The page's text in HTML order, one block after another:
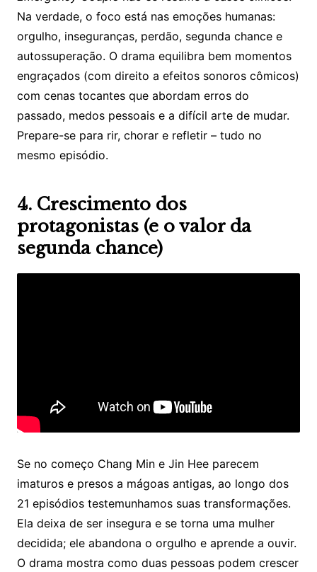
Na verdade, o foco está nas emoções humanas:
orgulho, inseguranças, perdão, segunda chance e
autossuperação. O drama equilibra bem momentos
engraçados (com direito a efeitos sonoros cômicos)
com cenas tocantes que abordam erros do
passado, medos pessoais e a difícil arte de mudar.
Prepare-se para rir, chorar e refletir – tudo no
mesmo episódio.
4. Crescimento dos
protagonistas (e o valor da
segunda chance)
Se no começo Chang Min e Jin Hee parecem
imaturos e presos a mágoas antigas, ao longo dos
21 episódios testemunhamos suas transformações.
Ela deixa de ser insegura e se torna uma mulher
decidida; ele abandona o orgulho e aprende a ouvir.
O drama mostra como duas pessoas podem crescer